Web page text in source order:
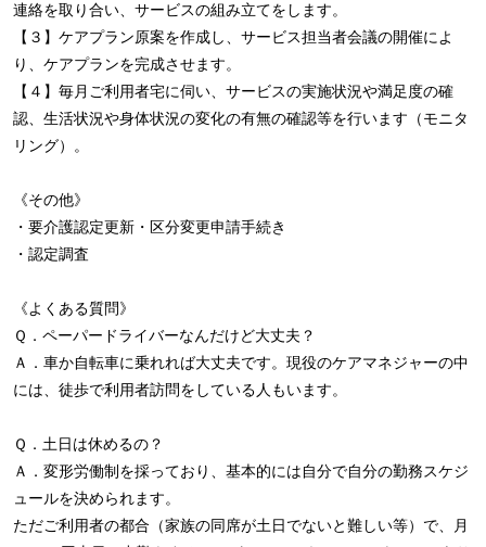
連絡を取り合い、サービスの組み立てをします。
【３】ケアプラン原案を作成し、サービス担当者会議の開催によ
り、ケアプランを完成させます。
【４】毎月ご利用者宅に伺い、サービスの実施状況や満足度の確
認、生活状況や身体状況の変化の有無の確認等を行います（モニタ
リング）。
《その他》
・要介護認定更新・区分変更申請手続き
・認定調査
《よくある質問》
Ｑ．ペーパードライバーなんだけど大丈夫？
Ａ．車か自転車に乗れれば大丈夫です。現役のケアマネジャーの中
には、徒歩で利用者訪問をしている人もいます。
Ｑ．土日は休めるの？
Ａ．変形労働制を採っており、基本的には自分で自分の勤務スケジ
ュールを決められます。
ただご利用者の都合（家族の同席が土日でないと難しい等）で、月